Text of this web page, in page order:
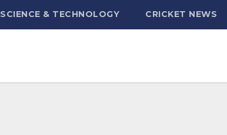
SCIENCE & TECHNOLOGY CRICKET NEWS